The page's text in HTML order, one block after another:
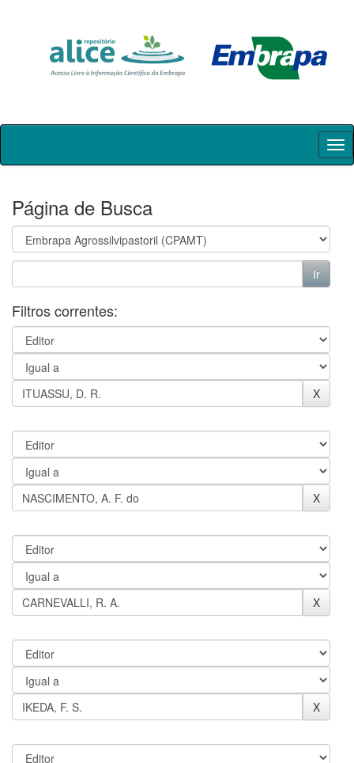
Skip
Página de Busca
Filtros correntes: